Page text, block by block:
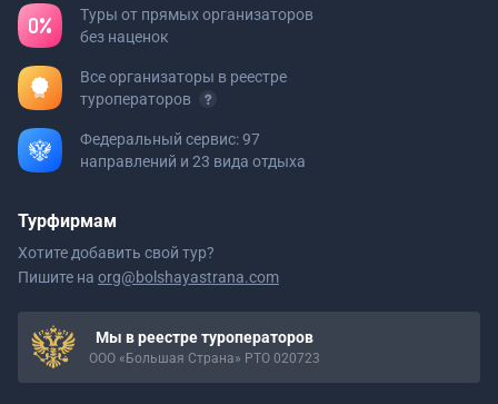
Туры от прямых организаторов
без наценок
Все организаторы в реестре
туроператоров
Федеральный сервис: 97
направлений и 23 вида отдыха
Турфирмам
Хотите добавить свой тур?
Пишите на org@bolshayastrana.com
Мы в реестре туроператоров
ООО «Большая Страна» РТО 020723